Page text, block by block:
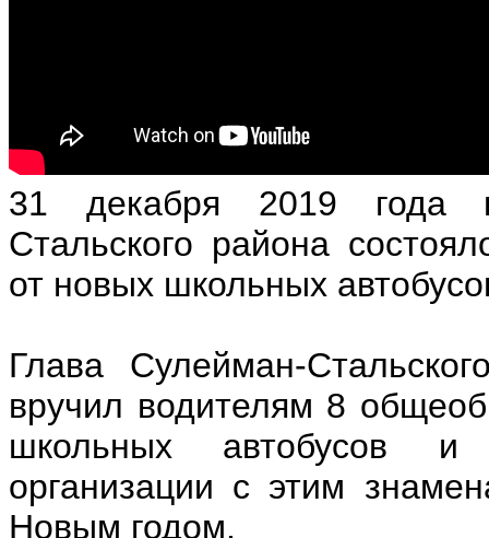
31 декабря 2019 года
Стальского района
от новых школьных
Глава Сулейман-
вручил водителям 8
школьных автобусов и
организации с этим
Новым годом.